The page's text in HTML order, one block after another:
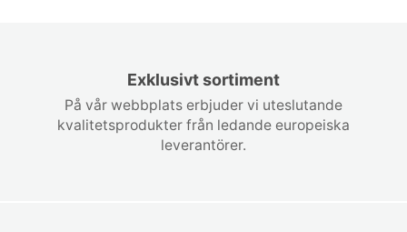
Exklusivt sortiment
På vår webbplats erbjuder vi uteslutande
kvalitetsprodukter från ledande europeiska
leverantörer.